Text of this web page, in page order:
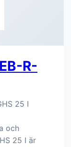
R-
25 I
och
25 I är